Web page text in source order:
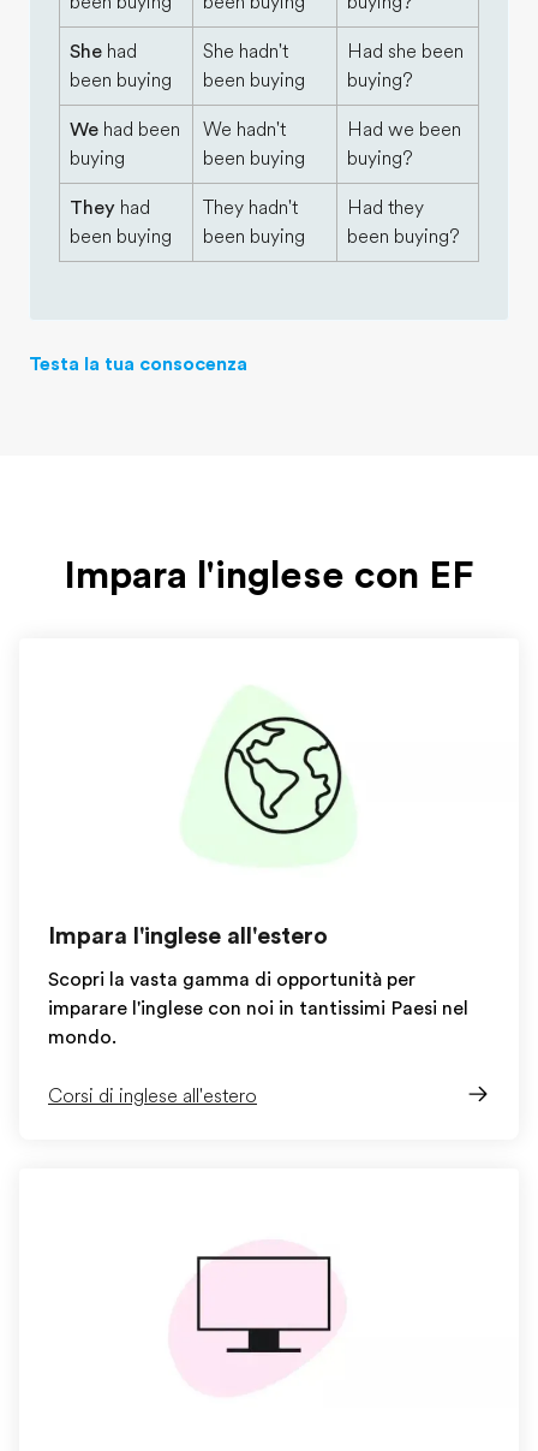
She had
been buying
She hadn't
been buying
Had she been
buying?
We had been
buying
We hadn't
been buying
Had we been
buying?
They had
been buying
They hadn't
been buying
Had they
been buying?
Testa la tua consocenza
Impara l'inglese con EF
Impara l'inglese all'estero
Scopri la vasta gamma di opportunità per
imparare l'inglese con noi in tantissimi Paesi nel
mondo.
Corsi di inglese all'estero